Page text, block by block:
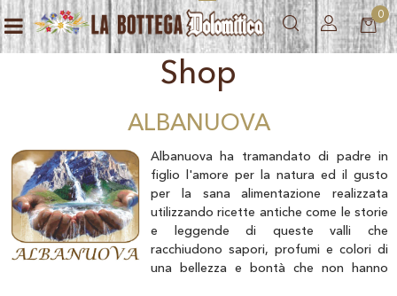
Open menu
0
Shop
ALBANUOVA
Albanuova ha tramandato di padre in
figlio l'amore per la natura ed il gusto
per la sana alimentazione realizzata
utilizzando ricette antiche come le storie
e leggende di queste valli che
racchiudono sapori, profumi e colori di
una bellezza e bontà che non hanno